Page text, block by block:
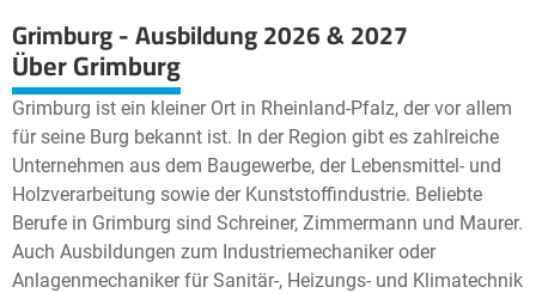
Grimburg - Ausbildung 2026 & 2027
+
−
Leaflet | © OpenStreetMap2
Über Grimburg
Grimburg ist ein kleiner Ort in Rheinland-Pfalz, der vor allem
für seine Burg bekannt ist. In der Region gibt es zahlreiche
Unternehmen aus dem Baugewerbe, der Lebensmittel- und
Holzverarbeitung sowie der Kunststoffindustrie. Beliebte
Berufe in Grimburg sind Schreiner, Zimmermann und Maurer.
Auch Ausbildungen zum Industriemechaniker oder
Anlagenmechaniker für Sanitär-, Heizungs- und Klimatechnik